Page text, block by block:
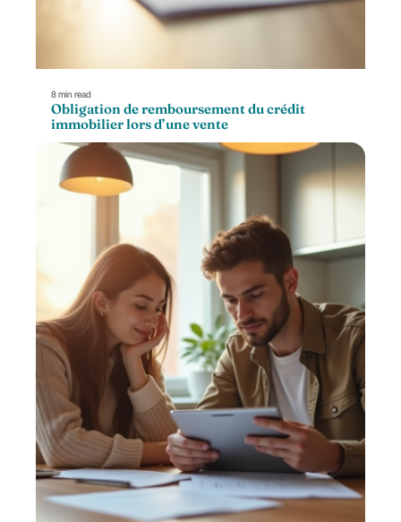
8 min read
Obligation de remboursement du crédit
immobilier lors d’une vente